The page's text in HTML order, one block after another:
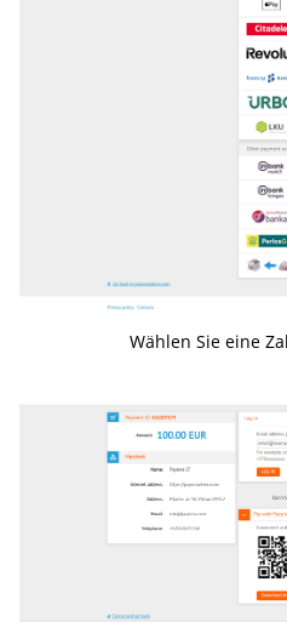
Wählen Sie eine